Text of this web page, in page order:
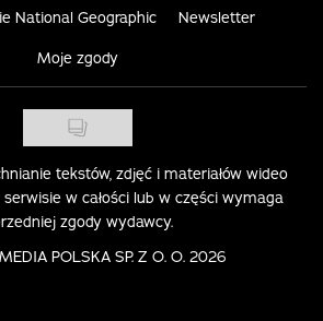
National Geographic Newsletter
Moje zgody
tekstów, zdjęć i materiałów wideo
w całości lub w części wymaga
zgody wydawcy.
POLSKA SP. Z O. O. 2026